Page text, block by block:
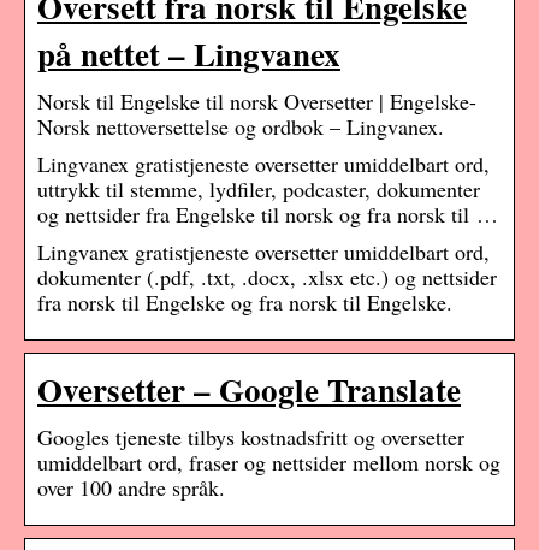
på nettet – Lingvanex
Norsk til Engelske til norsk Oversetter | Engelske-
Norsk nettoversettelse og ordbok – Lingvanex.
Lingvanex gratistjeneste oversetter umiddelbart ord,
uttrykk til stemme, lydfiler, podcaster, dokumenter
og nettsider fra Engelske til norsk og fra norsk til …
Lingvanex gratistjeneste oversetter umiddelbart ord,
dokumenter (.pdf, .txt, .docx, .xlsx etc.) og nettsider
fra norsk til Engelske og fra norsk til Engelske.
Oversetter – Google Translate
Googles tjeneste tilbys kostnadsfritt og oversetter
umiddelbart ord, fraser og nettsider mellom norsk og
over 100 andre språk.